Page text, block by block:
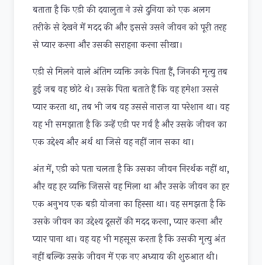
बताता है कि एडी की दयालुता ने उसे दुनिया को एक अलग
तरीके से देखने में मदद की और इससे उसने जीवन को पूरी तरह
से प्यार करना और उसकी सराहना करना सीखा।
एडी से मिलने वाले अंतिम व्यक्ति उनके पिता हैं, जिनकी मृत्यु तब
हुई जब वह छोटे थे। उसके पिता बताते हैं कि वह हमेशा उससे
प्यार करता था, तब भी जब वह उससे नाराज़ या परेशान था। वह
यह भी समझाता है कि उन्हें एडी पर गर्व है और उसके जीवन का
एक उद्देश्य और अर्थ था जिसे वह नहीं जान सका था।
अंत में, एडी को पता चलता है कि उसका जीवन निरर्थक नहीं था,
और वह हर व्यक्ति जिससे वह मिला था और उसके जीवन का हर
एक अनुभव एक बड़ी योजना का हिस्सा था। वह समझता है कि
उसके जीवन का उद्देश्य दूसरों की मदद करना, प्यार करना और
प्यार पाना था। वह यह भी महसूस करता है कि उसकी मृत्यु अंत
नहीं बल्कि उसके जीवन में एक नए अध्याय की शुरुआत थी।